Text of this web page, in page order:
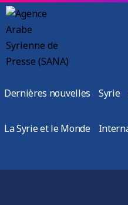
Dernières nouvelles Syrie
La Syrie et le Monde